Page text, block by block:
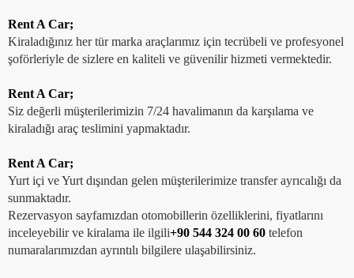
Rent A Car;
Kiraladığınız her tür marka araçlarımız için tecrübeli ve profesyonel
şoförleriyle de sizlere en kaliteli ve güvenilir hizmeti vermektedir.
Rent A Car;
Siz değerli müşterilerimizin 7/24 havalimanın da karşılama ve
kiraladığı araç teslimini yapmaktadır.
Rent A Car;
Yurt içi ve Yurt dışından gelen müşterilerimize transfer ayrıcalığı da
sunmaktadır.
Rezervasyon sayfamızdan otomobillerin özelliklerini, fiyatlarını
inceleyebilir ve kiralama ile ilgili+90 544 324 00 60 telefon
numaralarımızdan ayrıntılı bilgilere ulaşabilirsiniz.